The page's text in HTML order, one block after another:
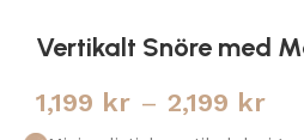
Vertikalt Snöre med
1,199 kr – 2,199 kr